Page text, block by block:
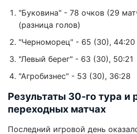
"Буковина" - 78 очков (29
(разница голов)
"Черноморец" - 65 (30), 44:20
"Левый берег" - 63 (30), 50:21
"Агробизнес" - 53 (30), 36:28
Результаты 30-го тура и
переходных матчах
Последний игровой день